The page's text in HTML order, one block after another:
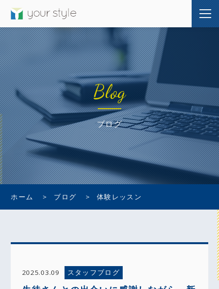
Blog
ブログ
ホーム ブログ 体験レッスン
2025.03.09 スタッフブログ